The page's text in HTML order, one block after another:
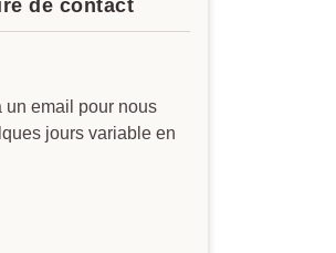
de contact
un email pour nous
jours variable en